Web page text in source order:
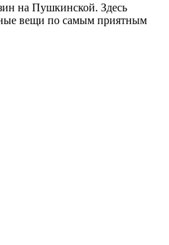
на Пушкинской. Здесь
вещи по самым приятным